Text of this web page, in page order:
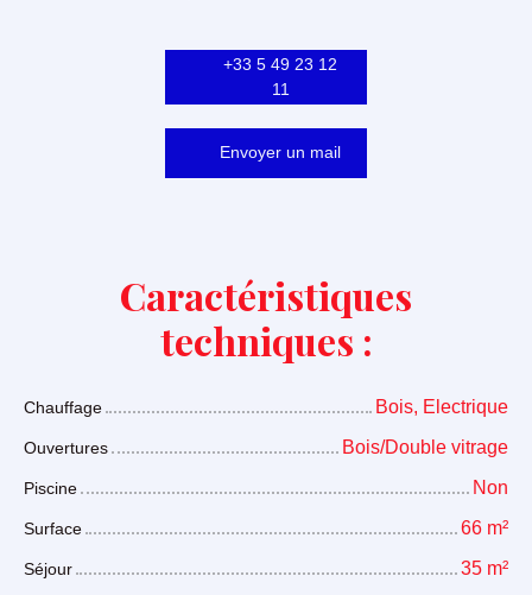
+33 5 49 23 12
11
Envoyer un mail
Caractéristiques
techniques :
Chauffage Bois, Electrique
Ouvertures Bois/Double vitrage
Piscine Non
Surface 66 m²
Séjour 35 m²